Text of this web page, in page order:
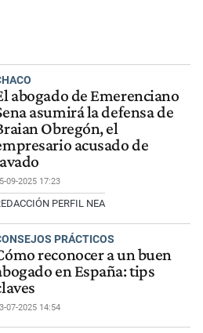
abogado de Emerenciano
asumirá la defensa de
Obregón, el
acusado de
09-2025 17:23
PERFIL NEA
PRÁCTICOS
reconocer a un buen
en España: tips
07-2025 14:54